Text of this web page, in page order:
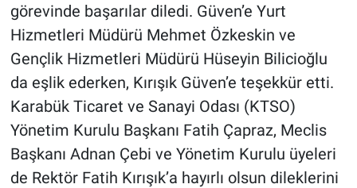
görevinde başarılar diledi. Güven’e Yurt
Hizmetleri Müdürü Mehmet Özkeskin ve
Gençlik Hizmetleri Müdürü Hüseyin Bilicioğlu
da eşlik ederken, Kırışık Güven’e teşekkür etti.
Karabük Ticaret ve Sanayi Odası (KTSO)
Yönetim Kurulu Başkanı Fatih Çapraz, Meclis
Başkanı Adnan Çebi ve Yönetim Kurulu üyeleri
de Rektör Fatih Kırışık’a hayırlı olsun dileklerini